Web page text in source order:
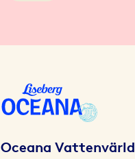
Oceana Vattenvärld